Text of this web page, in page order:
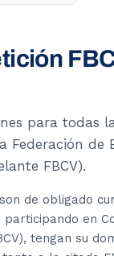
para todas
Federación de
FBCV).
de obligado
en
tengan su